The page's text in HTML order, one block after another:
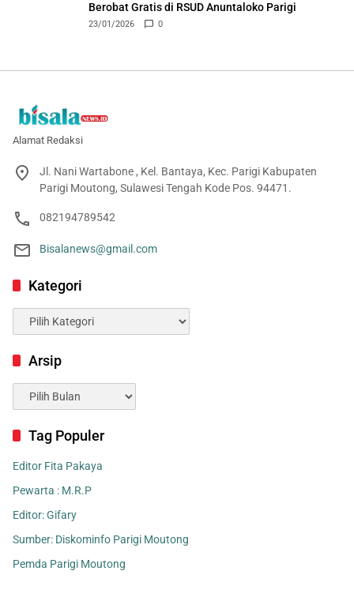
Berobat Gratis di RSUD Anuntaloko Parigi
23/01/2026 0
Alamat Redaksi
Jl. Nani Wartabone , Kel. Bantaya, Kec. Parigi Kabupaten
Parigi Moutong, Sulawesi Tengah Kode Pos. 94471.
082194789542
Bisalanews@gmail.com
Kategori
Kategori
Arsip
Arsip
Tag Populer
Editor Fita Pakaya
Pewarta : M.R.P
Editor: Gifary
Sumber: Diskominfo Parigi Moutong
Pemda Parigi Moutong